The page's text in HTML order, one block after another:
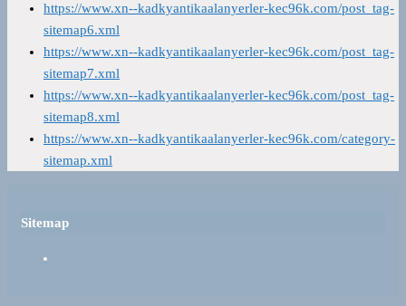
https://www.xn--kadkyantikaalanyerler-kec96k.com/post_tag-
sitemap6.xml
https://www.xn--kadkyantikaalanyerler-kec96k.com/post_tag-
sitemap7.xml
https://www.xn--kadkyantikaalanyerler-kec96k.com/post_tag-
sitemap8.xml
https://www.xn--kadkyantikaalanyerler-kec96k.com/category-
sitemap.xml
Sitemap